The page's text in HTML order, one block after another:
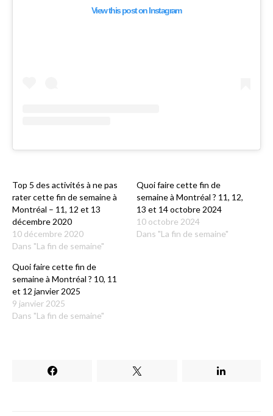
View this post on Instagram
Top 5 des activités à ne pas
rater cette fin de semaine à
Montréal – 11, 12 et 13
décembre 2020
10 décembre 2020
Dans "La fin de semaine"
Quoi faire cette fin de
semaine à Montréal ? 11, 12,
13 et 14 octobre 2024
10 octobre 2024
Dans "La fin de semaine"
Quoi faire cette fin de
semaine à Montréal ? 10, 11
et 12 janvier 2025
9 janvier 2025
Dans "La fin de semaine"